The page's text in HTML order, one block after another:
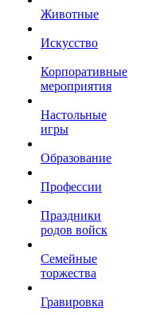
Животные
Искусство
Корпоративные
мероприятия
Настольные
игры
Образование
Профессии
Праздники
родов войск
Семейные
торжества
Гравировка